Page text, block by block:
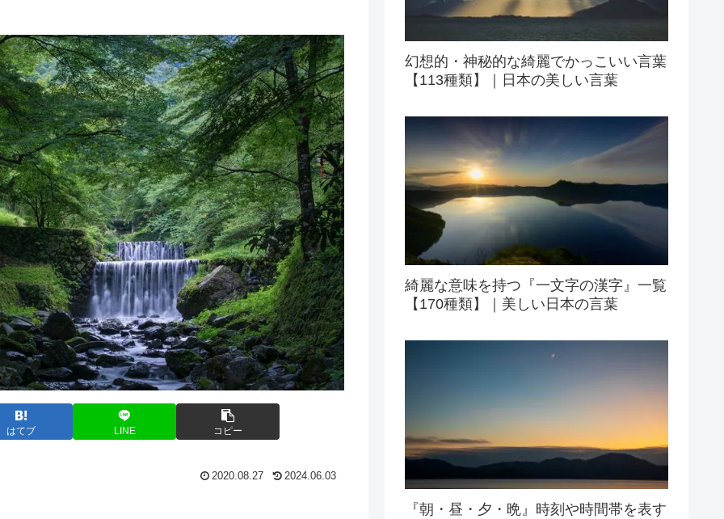
はてブ LINE コピー
2020.08.27 2024.06.03
幻想的・神秘的な綺麗でかっこいい言葉
【113種類】｜日本の美しい言葉
綺麗な意味を持つ『一文字の漢字』一覧
【170種類】｜美しい日本の言葉
『朝・昼・夕・晩』時刻や時間帯を表す